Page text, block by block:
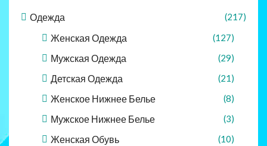
Одежда (217)
Женская Одежда (127)
Мужская Одежда (29)
Детская Одежда (21)
Женское Нижнее Белье (8)
Мужское Нижнее Белье (3)
Женская Обувь (10)